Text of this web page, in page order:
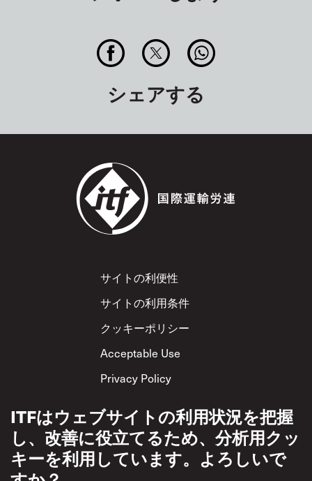
シェアする
Footer
サイトの利便性
サイトの利用条件
クッキーポリシー
Acceptable Use
Privacy Policy
ITFはウェブサイトの利用状況を把握
し、改善に役立てるため、分析用クッ
キーを利用しています。よろしいで